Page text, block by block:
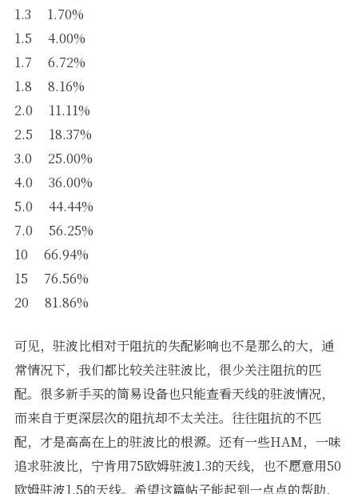
1.3 1.70%
1.5 4.00%
1.7 6.72%
1.8 8.16%
2.0 11.11%
2.5 18.37%
3.0 25.00%
4.0 36.00%
5.0 44.44%
7.0 56.25%
10 66.94%
15 76.56%
20 81.86%
可见，驻波比相对于阻抗的失配影响也不是那么的大，通
常情况下，我们都比较关注驻波比，很少关注阻抗的匹
配。很多新手买的简易设备也只能查看天线的驻波情况，
而来自于更深层次的阻抗却不太关注。往往阻抗的不匹
配，才是高高在上的驻波比的根源。还有一些HAM，一味
追求驻波比，宁肯用75欧姆驻波1.3的天线，也不愿意用50
欧姆驻波1.5的天线。希望这篇帖子能起到一点点的帮助，